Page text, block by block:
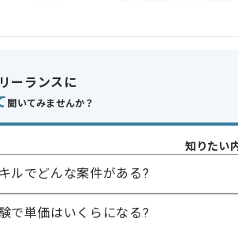
・プロジェクトマネジメントの経験(5年
・上位ERPとの接続や海外MESベンダ
・システム移行計画の策定や検証経験
・週報や進捗報告を英語で記述した経験
・半導体設備などの装置とMESの接続
ーランスに
聞いてみませんか？
知りたい
ルでどんな案件がある?
で単価はいくらになる?